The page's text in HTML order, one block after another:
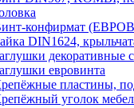
конфирмат
DIN1624,
декоративные
евровинта
пластины,
уголок